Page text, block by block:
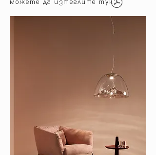
можете да изтеглите тук: